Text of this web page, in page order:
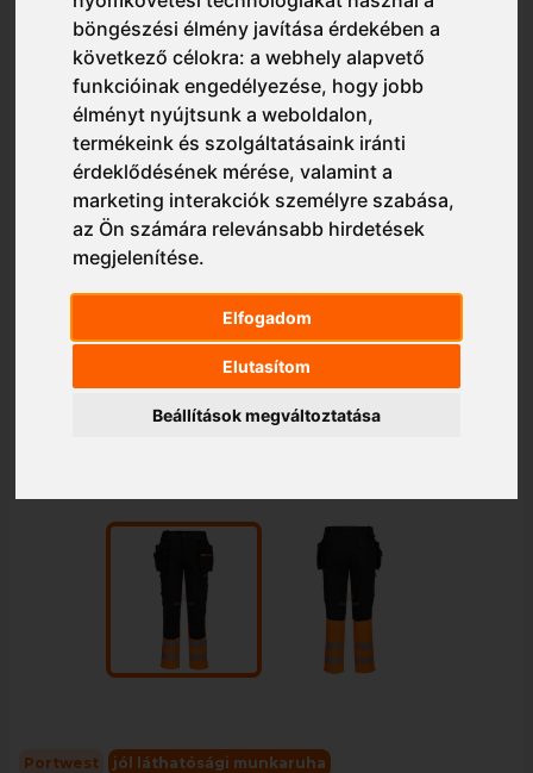
böngészési élmény javítása érdekében a
következő célokra:a webhely alapvető
funkcióinak engedélyezése, hogy jobb
élményt nyújtsunk a weboldalon,
termékeink és szolgáltatásaink iránti
érdeklődésének mérése, valamint a
marketing interakciók személyre szabása,
az Ön számára relevánsabb hirdetések
megjelenítése.
Elfogadom
Elutasítom
Beállítások megváltoztatása
Class 1 lengőzsebes nadrág
Portwest jól láthatósági munkaruha